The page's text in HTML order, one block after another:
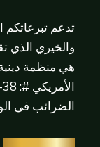
تدعم تبرعاتكم
الضرائب في